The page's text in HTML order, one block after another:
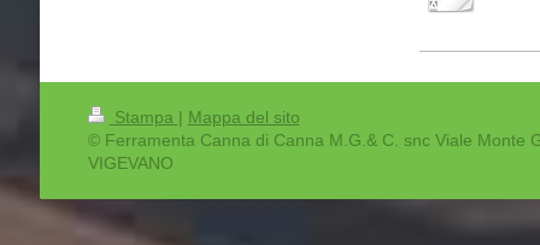
Stampa | Mappa del sito
© Ferramenta Canna di Canna M.G.& C. snc Viale Monte
VIGEVANO